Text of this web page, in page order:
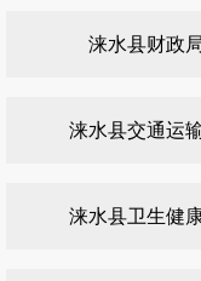
涞水县财政
涞水县交通运
涞水县卫生健